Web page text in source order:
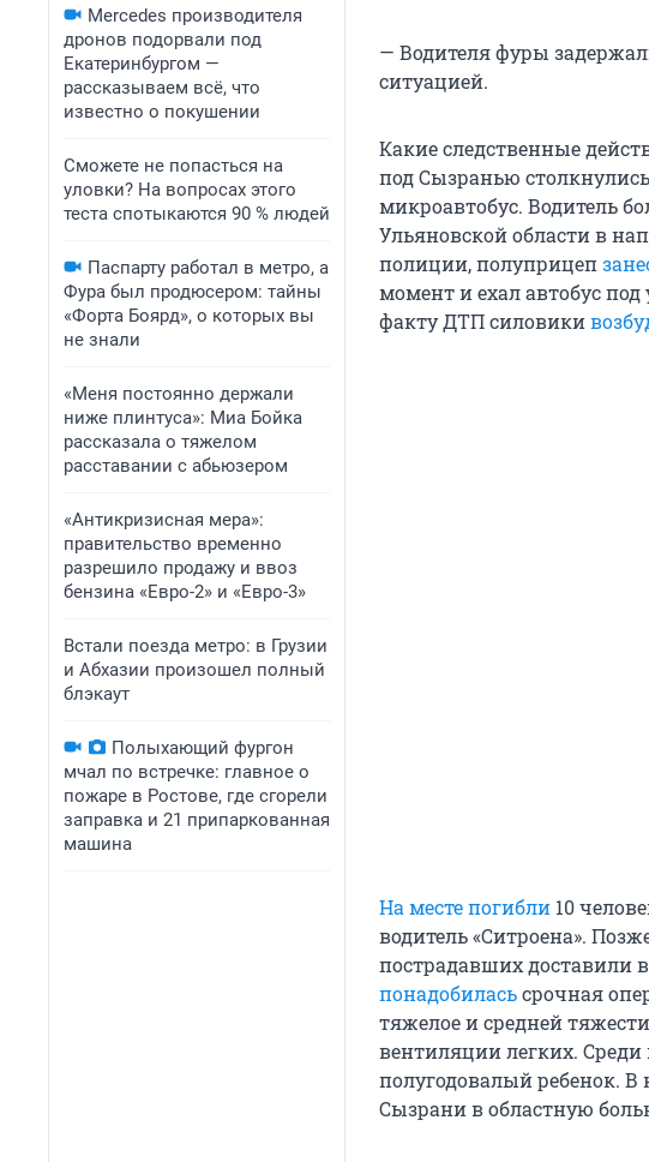
Mercedes производителя
дронов подорвали под
Екатеринбургом —
рассказываем всё, что
известно о покушении
Сможете не попасться на
уловки? На вопросах этого
теста спотыкаются 90 % людей
Паспарту работал в метро, а
Фура был продюсером: тайны
«Форта Боярд», о которых вы
не знали
«Меня постоянно держали
ниже плинтуса»: Миа Бойка
рассказала о тяжелом
расставании с абьюзером
«Антикризисная мера»:
правительство временно
разрешило продажу и ввоз
бензина «Евро-2» и «Евро-3»
Встали поезда метро: в Грузии
и Абхазии произошел полный
блэкаут
Полыхающий фургон
мчал по встречке: главное о
пожаре в Ростове, где сгорели
заправка и 21 припаркованная
машина
— Водителя фуры
ситуацией.
Какие следственные
под Сызранью
микроавтобус. Водитель
Ульяновской области в
полиции, полуприцеп
момент и ехал автобус
факту ДТП силовики
На месте погибли 10
водитель «Ситроена».
пострадавших доставили
понадобиласьсрочная
тяжелое и средней
вентиляции легких.
полугодовалый ребенок. В
Сызрани в областную